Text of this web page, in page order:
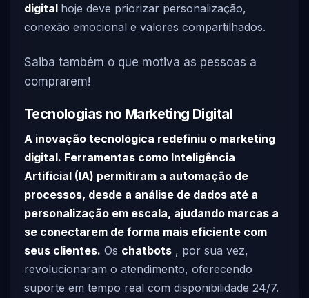
digital hoje deve priorizar personalização,
conexão emocional e valores compartilhados.
Saiba também o que motiva as pessoas a
comprarem!
Tecnologias no Marketing Digital
A inovação tecnológica redefiniu o marketing
digital. Ferramentas como Inteligência
Artificial (IA) permitiram a automação de
processos, desde a análise de dados até a
personalização em escala, ajudando marcas a
se conectarem de forma mais eficiente com
seus clientes. Os chatbots , por sua vez,
revolucionaram o atendimento, oferecendo
suporte em tempo real com disponibilidade 24/7.